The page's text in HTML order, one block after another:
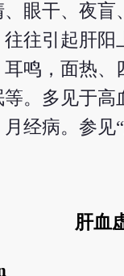
眼干、夜盲
往引起肝阳
鸣，面热、
。多见于高
经病。参见
肝血